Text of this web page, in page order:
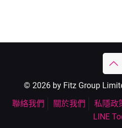
© 2026 by Fitz Group
聯絡我們
關於我們 私隱政
LINE